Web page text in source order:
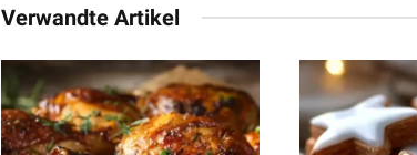
Verwandte Artikel